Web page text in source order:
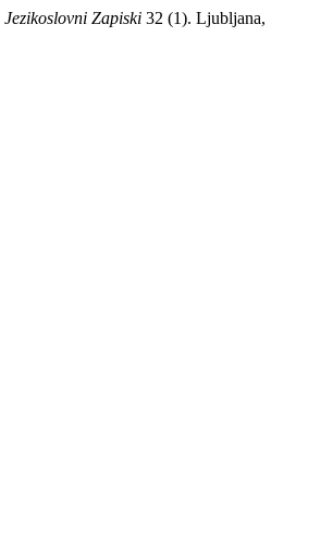
Jezikoslovni Zapiski 32 (1). Ljubljana,